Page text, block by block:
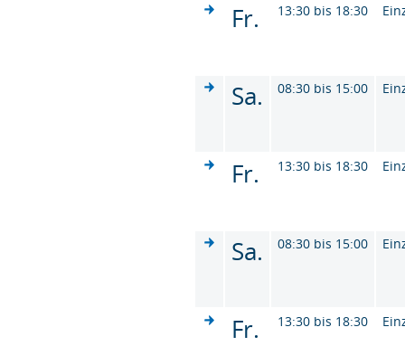
Fr. 13:30 bis 18:30
Sa. 08:30 bis 15:00
Fr. 13:30 bis 18:30
Sa. 08:30 bis 15:00
Fr. 13:30 bis 18:30